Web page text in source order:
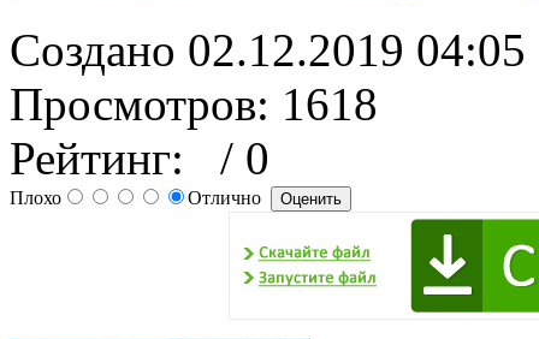
Создано 02.12.2019 04:05
Просмотров: 1618
Рейтинг:
/ 0
Плохо Отлично